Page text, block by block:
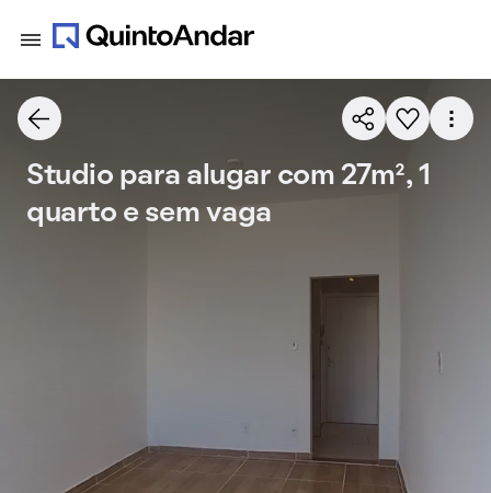
Studio para alugar com 27m², 1
quarto e sem vaga